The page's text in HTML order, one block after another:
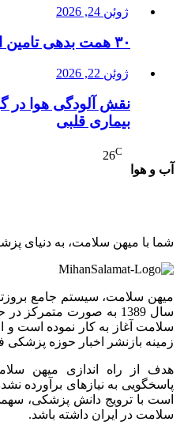
ژوئن 24, 2026
۳۰ همت بدهی تامین اجتماعی به وزارت بهداشت
ژوئن 22, 2026
نقش آلودگی هوا در
بیماری قلبی
آب و هوا
26C
شما با میهن سلامت، به دنیای
میهن سلامت، سیستم جامع
سال 1389 به صورت
سلامت آغاز به کار نموده است
زمینه بازنشر اخبار حوزه پزشکی
هدف از راه اندازی میهن
پاسخگویی به نیازهای برآورده
است با ترویج دانش پزشکی،
سلامت در ایران داشته باشد.